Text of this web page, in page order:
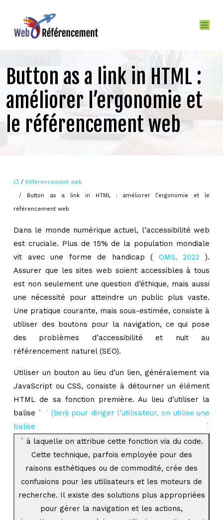
Button as a link in HTML :
améliorer l’ergonomie et
le référencement web
/ Référencement web
/ Button as a link in HTML : améliorer l’ergonomie et le
référencement web
Dans le monde numérique actuel, l’accessibilité web
est cruciale. Plus de 15% de la population mondiale
vit avec une forme de handicap ( OMS, 2023).
Assurer que les sites web soient accessibles à tous
est non seulement une question d’éthique, mais aussi
une nécessité pour atteindre un public plus vaste.
Une pratique courante, mais sous-estimée, consiste à
utiliser des boutons pour la navigation, ce qui pose
des problèmes d’accessibilité et nuit au
référencement naturel (SEO).
Utiliser un bouton au lieu d’un lien, généralement via
JavaScript ou CSS, consiste à détourner un élément
HTML de sa fonction première. Au lieu d’utiliser la
balise `
` (lien) pour diriger l’utilisateur, on utilise une
balise `
` à laquelle on attribue cette fonction via du code.
Cette technique, parfois employée pour des
raisons esthétiques ou de commodité, crée des
confusions pour les utilisateurs et les moteurs de
recherche. Il existe des solutions plus appropriées
pour gérer la navigation et les actions,